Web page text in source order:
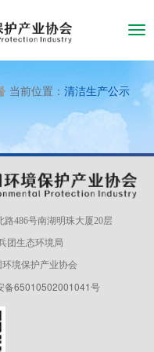
当前位置： 清洁生产公示
486号南湖明珠大厦20层
团生态环境局
境保护产业协会
备65010502001041号